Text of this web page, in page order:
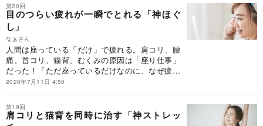
第20回
目のつらい疲れが一瞬でとれる「神ほぐ
し」
なぁさん
人間は座っている「だけ」で疲れる。肩コリ、腰
痛、首コリ、猫背、むくみの原因は「座り仕事」
だった！「ただ座っているだけなのに、なぜ疲れ
てしまうのか」。その答えはシンプルで明快。
流が悪くなり、コリが生まれる」から。硬くなっ
た筋肉を徹底的にほぐし、コリをとる。それには
ストレッチしかない。
2020年7月11日 4:50
第19回
肩コリと猫背を同時に治す「神ストレッ